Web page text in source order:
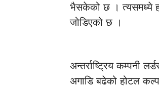
भैसकेको छ । त्यसमध्ये
जोडिएको छ ।
अन्तर्राष्ट्रिय कम्पनी
अगाडि बढेको होटल